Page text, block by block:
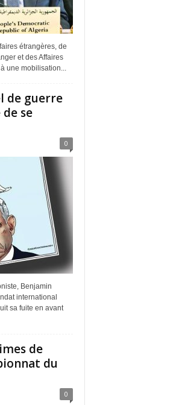
étrangères, de
et des Affaires
une mobilisation...
de guerre
se
0
Benjamin
international
sa fuite en avant
de
du
0